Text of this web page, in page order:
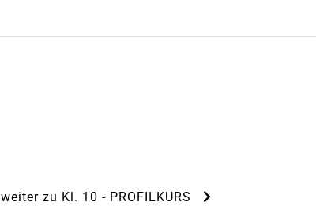
weiter zu Kl. 10 - PROFILKURS